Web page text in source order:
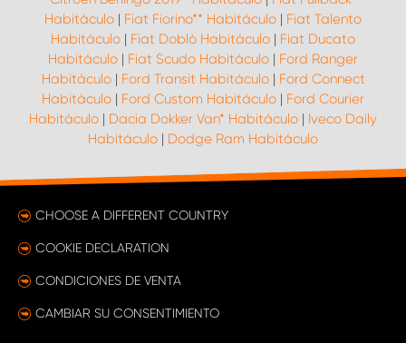
Habitáculo | Fiat Fiorino** Habitáculo | Fiat Talento
Habitáculo | Fiat Doblò Habitáculo | Fiat Ducato
Habitáculo | Fiat Scudo Habitáculo | Ford Ranger
Habitáculo| Ford Transit Habitáculo| Ford Connect
Habitáculo | Ford Custom Habitáculo | Ford Courier
Habitáculo | Dacia Dokker Van* Habitáculo | Iveco Daily
Habitáculo | Dodge Ram Habitáculo
CHOOSE A DIFFERENT COUNTRY
COOKIE DECLARATION
CONDICIONES DE VENTA
CAMBIAR SU CONSENTIMIENTO